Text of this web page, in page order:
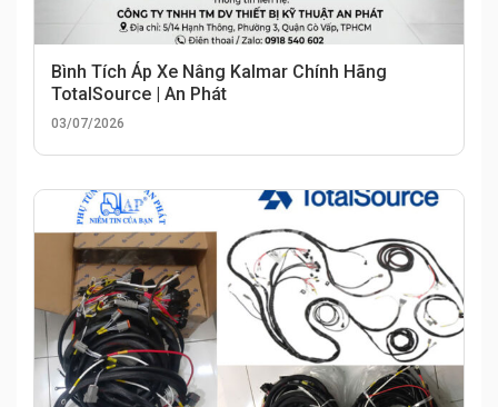
Bình Tích Áp Xe Nâng Kalmar Chính Hãng
TotalSource | An Phát
03/07/2026